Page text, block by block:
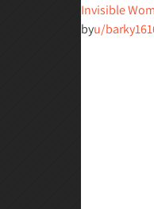
Invisible
byu/